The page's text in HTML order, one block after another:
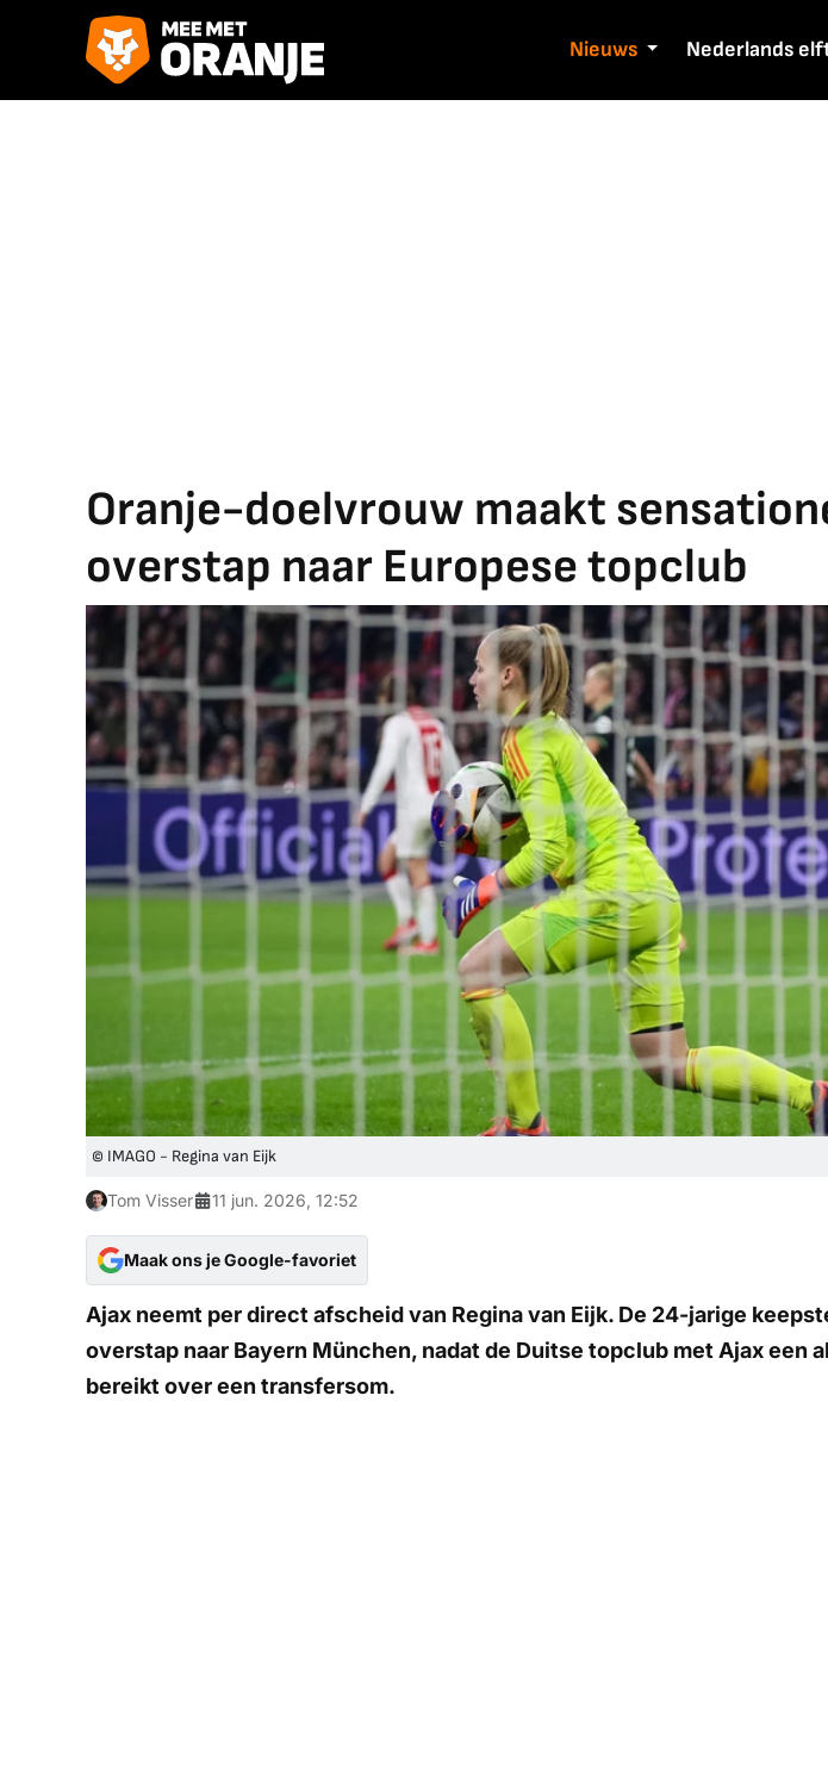
Nieuws Nederlands
Oranje-doelvrouw maakt
overstap naar Europese topclub
© IMAGO - Regina van Eijk
Tom Visser 11 jun. 2026, 12:52
Maak ons je Google-favoriet
Ajax neemt per direct afscheid van Regina van Eijk. De 24-jarige
overstap naar Bayern München, nadat de Duitse topclub met Ajax een
bereikt over een transfersom.